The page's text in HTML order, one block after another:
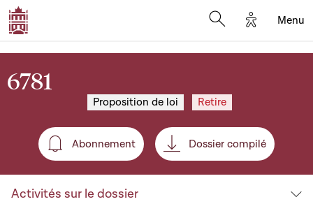
Options
Menu
6781
Proposition de loi Retire
Abonnement
Abonnement Dossier compilé
Activités sur le dossier